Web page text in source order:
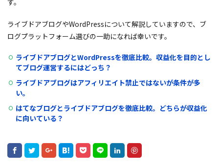
す。
ライブドアブログやWordPressについて解説していますので、ブ
ログプラットフォーム選びの一助になれば幸いです。
ライブドアブログとWordPressを徹底比較。収益化を目的とし
てブログ運営するにはどっち？
ライブドアブログはアフィリエイト禁止ではないが条件が多
い。
はてなブログとライブドアブログを徹底比較。どちらが収益化
に向いている？